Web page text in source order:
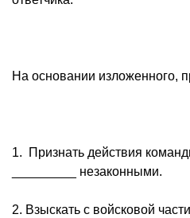
На основании изложенного,
1. Признать действия
_________ незаконными.
2. Взыскать с войсковой